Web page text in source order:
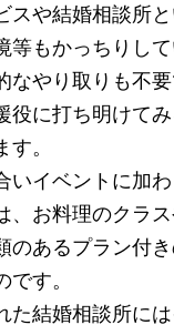
スや結婚相談所と
等もかっちりし
なやり取りも不
役に打ち明けて
。
いイベントに加
、お料理のクラ
のあるプラン付
す。
た結婚相談所に